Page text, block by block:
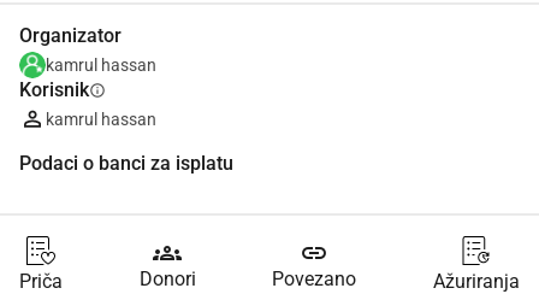
Organizator
kamrul hassan
Korisnikinfo
kamrul hassan
Podaci o banci za isplatu
Priča
groups
Donori
link
Povezano Ažuriranja